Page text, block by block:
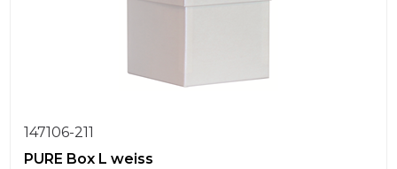
147106-211
PURE Box L weiss